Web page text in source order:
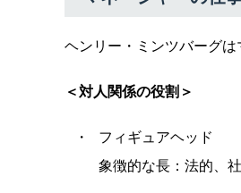
ヘンリー・ミンツバーグは
＜対人関係の役割＞
フィギュアヘッド
象徴的な長：法的、